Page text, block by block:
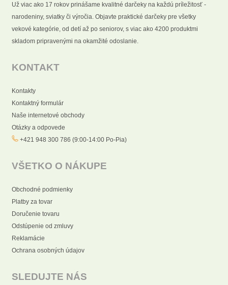
Už viac ako 17 rokov prinášame kvalitné darčeky na každú príležitosť -
narodeniny, sviatky či výročia. Objavte praktické darčeky pre všetky
vekové kategórie, od detí až po seniorov, s viac ako 4200 produktmi
skladom pripravenými na okamžité odoslanie.
KONTAKT
Kontakty
Kontaktný formulár
Naše internetové obchody
Otázky a odpovede
+421 948 300 786 (9:00-14:00 Po-Pia)
VŠETKO O NÁKUPE
Obchodné podmienky
Platby za tovar
Doručenie tovaru
Odstúpenie od zmluvy
Reklamácie
Ochrana osobných údajov
SLEDUJTE NÁS